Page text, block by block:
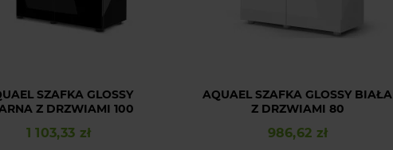
SZAFKA GLOSSY
Z DRZWIAMI 100
Cena
1 103,33 zł
AQUAEL SZAFKA GLOSSY BIAŁA
Z DRZWIAMI 80
Cena
986,62 zł